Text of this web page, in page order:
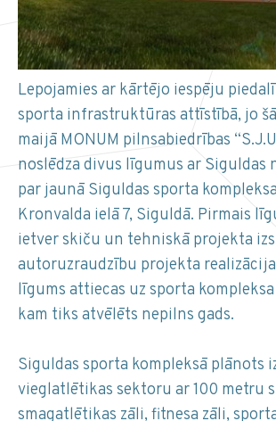
Lepojamies ar kārtējo iespēju
sporta infrastruktūras attīstībā, jo
maijā MONUM pilnsabiedrības
noslēdza divus līgumus ar Siguldas
par jaunā Siguldas sporta
Kronvalda ielā 7, Siguldā. Pirmais
ietver skiču un tehniskā projekta
autoruzraudzību projekta
līgums attiecas uz sporta
kam tiks atvēlēts nepilns gads.
Siguldas sporta kompleksā plānots
vieglatlētikas sektoru ar 100 metru
smagatlētikas zāli, fitnesa zāli,